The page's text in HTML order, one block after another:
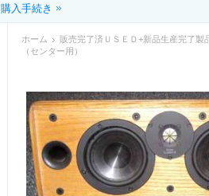
購入手続き
ホーム
販売完了済ＵＳＥＤ+新品生産完了製
（センター用）